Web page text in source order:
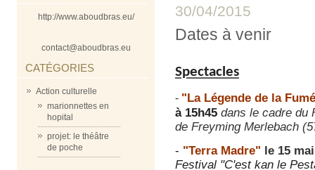
http://www.aboudbras.eu/
contact@aboudbras.eu
CATÉGORIES
Action culturelle
marionnettes en
hopital
projet: le théâtre
de poche
30/04/2015
Dates à venir
Spectacles
- "La Légende de la
à 15h45 dans le cadre du
de Freyming Merlebach
- "Terra Madre" le 15
Festival "C'est kan le